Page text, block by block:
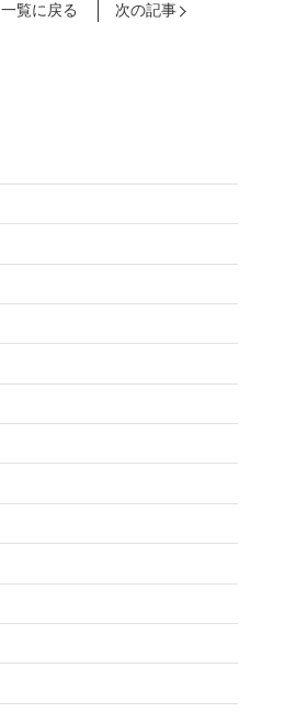
一覧に戻る 次の記事